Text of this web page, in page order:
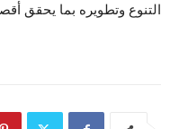
التنوع وتطويره بما يحقق